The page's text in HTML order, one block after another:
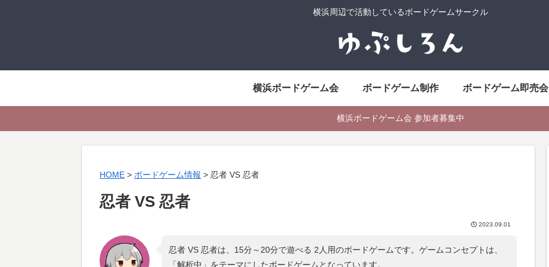
横浜周辺で活動しているボードゲームサークル
横浜ボードゲーム会 ボードゲーム制作 ボードゲーム即売会
横浜ボードゲーム会 参加者募集中
HOME > ボードゲーム情報 > 忍者 VS 忍者
忍者 VS 忍者
2023.09.01
忍者 VS 忍者は、15分～20分で遊べる 2人用のボードゲームです。ゲームコンセプトは、
「解析中 」をテーマにしたボードゲームとなっています。